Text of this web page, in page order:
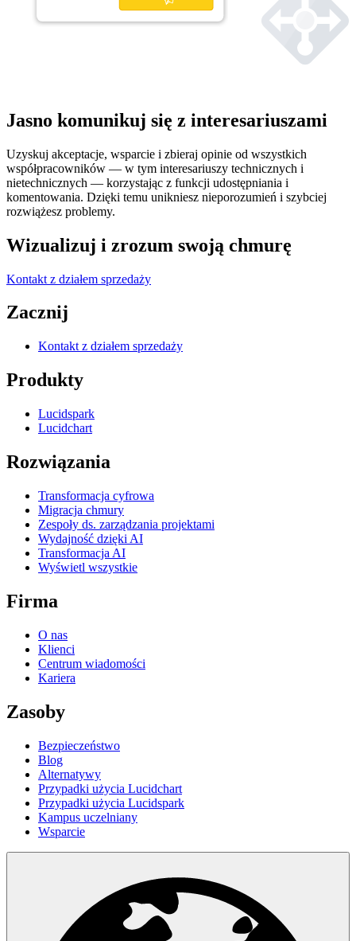
Jasno komunikuj się z interesariuszami
Uzyskuj akceptacje, wsparcie i zbieraj opinie od wszystkich
współpracowników — w tym interesariuszy technicznych i
nietechnicznych — korzystając z funkcji udostępniania i
komentowania. Dzięki temu unikniesz nieporozumień i szybciej
rozwiążesz problemy.
Wizualizuj i zrozum swoją chmurę
Kontakt z działem sprzedaży
Zacznij
Kontakt z działem sprzedaży
Produkty
Lucidspark
Lucidchart
Rozwiązania
Transformacja cyfrowa
Migracja chmury
Zespoły ds. zarządzania projektami
Wydajność dzięki AI
Transformacja AI
Wyświetl wszystkie
Firma
O nas
Klienci
Centrum wiadomości
Kariera
Zasoby
Bezpieczeństwo
Blog
Alternatywy
Przypadki użycia Lucidchart
Przypadki użycia Lucidspark
Kampus uczelniany
Wsparcie